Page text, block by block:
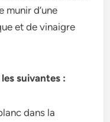
d’une
et de vinaigre
suivantes :
dans la